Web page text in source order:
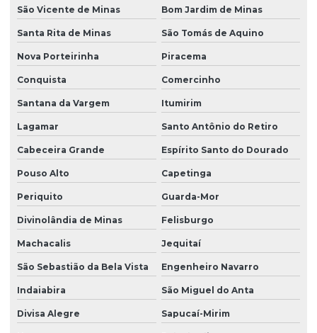
São Vicente de Minas Bom Jardim de Minas
Santa Rita de Minas São Tomás de Aquino
Nova Porteirinha Piracema
Conquista Comercinho
Santana da Vargem Itumirim
Lagamar Santo Antônio do Retiro
Cabeceira Grande Espírito Santo do Dourado
Pouso Alto Capetinga
Periquito Guarda-Mor
Divinolândia de Minas Felisburgo
Machacalis Jequitaí
São Sebastião da Bela Vista Engenheiro Navarro
Indaiabira São Miguel do Anta
Divisa Alegre Sapucaí-Mirim